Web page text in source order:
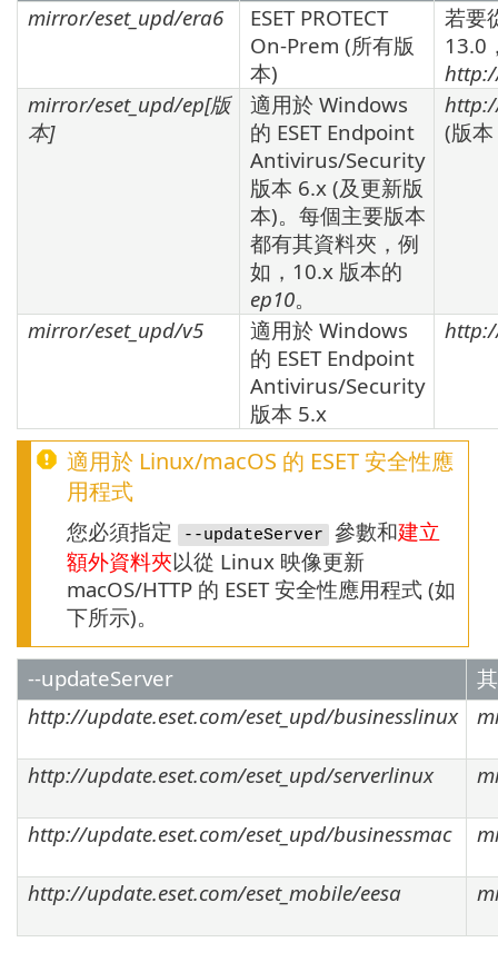
mirror/eset_upd/era6
ESET PROTECT
On-Prem (所有版
本)
若要
13.0
mirror/eset_upd/ep[版
本]
適用於 Windows
的 ESET Endpoint
Antivirus/Security
版本 6.x (及更新版
本)。每個主要版本
都有其資料夾，例
如， 10.x 版本的
ep10。
(版本
mirror/eset_upd/v5
適用於 Windows
的 ESET Endpoint
Antivirus/Security
版本 5.x
適用於 Linux/macOS 的 ESET 安全性應
用程式
您必須指定 --updateServer 參數和建立
額外資料夾以從 Linux 映像更新
macOS/HTTP 的 ESET 安全性應用程式 (如
下所示)。
--updateServer
http://update.eset.com/eset_upd/businesslinux
http://update.eset.com/eset_upd/serverlinux
http://update.eset.com/eset_upd/businessmac
http://update.eset.com/eset_mobile/eesa